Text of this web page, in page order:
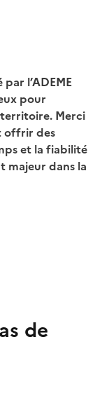
l’ADEME
pour
Merci
offrir des
et la fiabilité
majeur dans la
de